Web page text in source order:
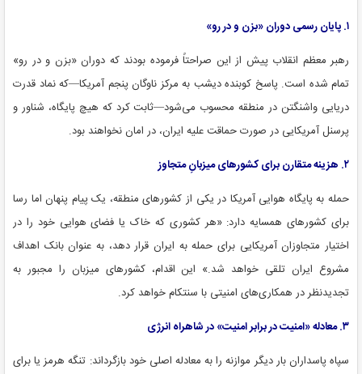
۱. پایان رسمی دوران «بزن و در رو»
رهبر معظم انقلاب پیش از این صراحتاً فرموده بودند که دوران «بزن و در رو»
تمام شده است. پاسخ کوبنده دیشب به مرکز ناوگان پنجم آمریکا—که نماد قدرت
دریایی واشنگتن در منطقه محسوب می‌شود—ثابت کرد که هیچ پایگاه، شناور و
پرسنل آمریکایی در صورت حماقت علیه ایران، در امان نخواهند بود.
۲. هزینه متقارن برای کشورهای میزبانِ متجاوز
حمله به پایگاه هوایی آمریکا در یکی از کشورهای منطقه، یک پیام پنهان اما رسا
برای کشورهای همسایه دارد: «هر کشوری که خاک یا فضای هوایی خود را در
اختیار متجاوزان آمریکایی برای حمله به ایران قرار دهد، به عنوان بانک اهداف
مشروع ایران تلقی خواهد شد.» این اقدام، کشورهای میزبان را مجبور به
تجدیدنظر در همکاری‌های امنیتی با سنتکام خواهد کرد.
۳. معادله «امنیت در برابر امنیت» در شاهراه انرژی
سپاه پاسداران بار دیگر موازنه را به معادله اصلی خود بازگرداند: تنگه هرمز یا برای